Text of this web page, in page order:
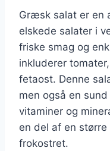
Græsk salat er en
elskede salater i
friske smag og
inkluderer
fetaost. Denne
men også en
vitaminer og
en del af en
frokostret.